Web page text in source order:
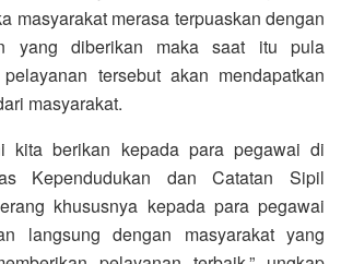
masyarakat merasa terpuaskan dengan
yang diberikan maka saat itu pula
tersebut akan mendapatkan
masyarakat.
kita berikan kepada para pegawai di
Kependudukan dan Catatan Sipil
khususnya kepada para pegawai
langsung dengan masyarakat yang